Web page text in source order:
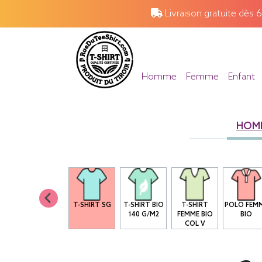
Livraison gratuite dès
Homme Femme Enfant
T-SHIRT SG
T-SHIRT BIO
140 G/M2
T-SHIRT
FEMME BIO
COL V
POLO
BIO